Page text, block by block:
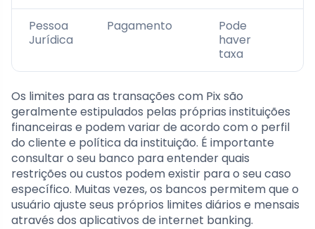
Pessoa
Jurídica
Pagamento
Pode
haver
taxa
Os limites para as transações com Pix são
geralmente estipulados pelas próprias instituições
financeiras e podem variar de acordo com o perfil
do cliente e política da instituição. É importante
consultar o seu banco para entender quais
restrições ou custos podem existir para o seu caso
específico. Muitas vezes, os bancos permitem que o
usuário ajuste seus próprios limites diários e mensais
através dos aplicativos de internet banking.